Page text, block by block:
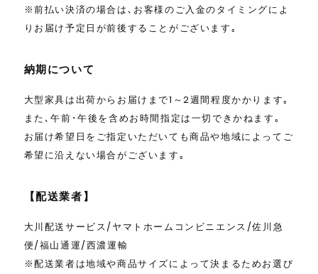
※前払い決済の場合は､お客様のご入金のタイミングによ
りお届け予定日が前後することがございます｡
納期について
大型家具は出荷からお届けまで1～2週間程度かかります｡
また､午前･午後を含めお時間指定は一切できかねます｡
お届け希望日をご指定いただいても商品や地域によってご
希望に沿えない場合がございます｡
【配送業者】
大川配送サービス/ヤマトホームコンビニエンス/佐川急
便/福山通運/西濃運輸
※配送業者は地域や商品サイズによって決まるためお選び